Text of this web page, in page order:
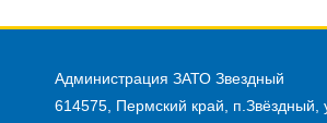
Администрация ЗАТО Звездный
614575, Пермский край, п.Звёздный,